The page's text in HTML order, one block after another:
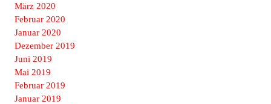
März 2020
Februar 2020
Januar 2020
Dezember 2019
Juni 2019
Mai 2019
Februar 2019
Januar 2019